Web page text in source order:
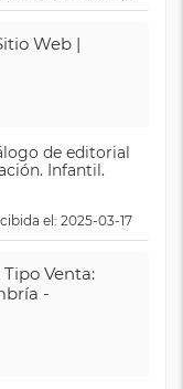
Web |
de editorial
Infantil.
el: 2025-03-17
Tipo Venta:
-